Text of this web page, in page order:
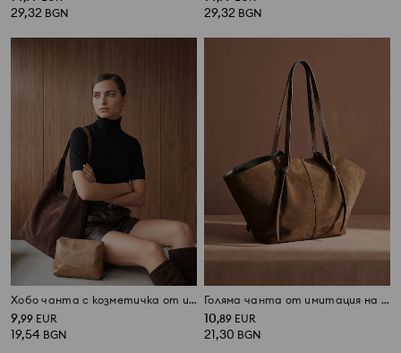
29,32 BGN 29,32 BGN
Хобо чанта с козметичка от имитация на велур
9,99 EUR
19,54 BGN
Голяма чанта от имитация на велур
10,89 EUR
21,30 BGN